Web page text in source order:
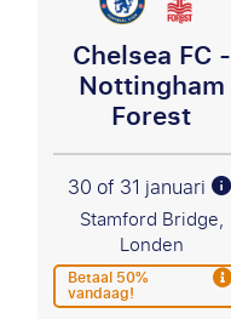
Chelsea FC -
Nottingham
Forest
30 of 31 januari
Stamford Bridge,
Londen
Betaal 50%
vandaag!